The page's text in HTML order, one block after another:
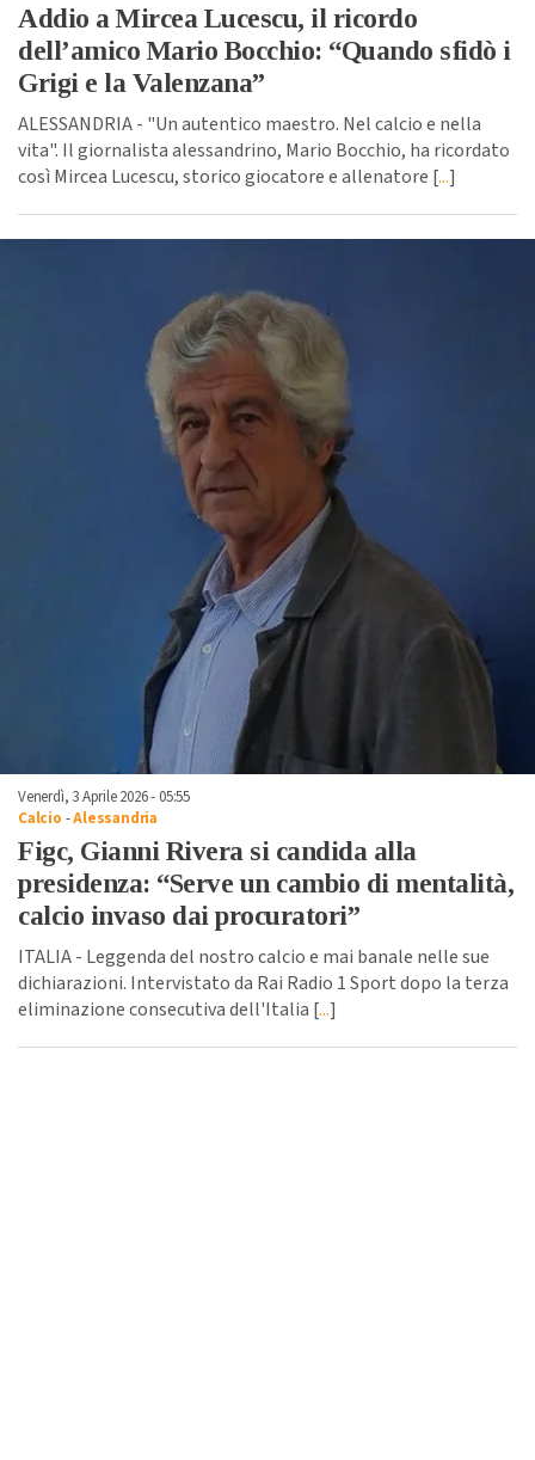
Addio a Mircea Lucescu, il ricordo
dell’amico Mario Bocchio: “Quando sfidò i
Grigi e la Valenzana”
ALESSANDRIA - "Un autentico maestro. Nel calcio e nella
vita". Il giornalista alessandrino, Mario Bocchio, ha ricordato
così Mircea Lucescu, storico giocatore e allenatore [...]
Venerdì, 3 Aprile 2026 - 05:55
Calcio -Alessandria
Figc, Gianni Rivera si candida alla
presidenza: “Serve un cambio di mentalità,
calcio invaso dai procuratori”
ITALIA - Leggenda del nostro calcio e mai banale nelle sue
dichiarazioni. Intervistato da Rai Radio 1 Sport dopo la terza
eliminazione consecutiva dell'Italia [...]